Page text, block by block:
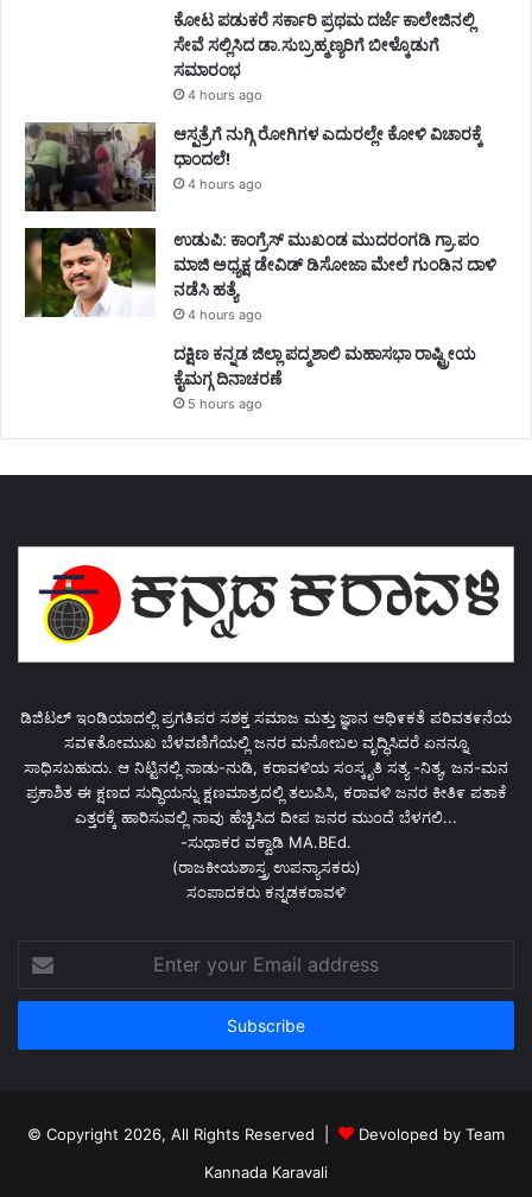
ಕೋಟ ಪಡುಕರೆ ಸರ್ಕಾರಿ ಪ್ರಥಮ ದರ್ಜೆ ಕಾಲೇಜಿನಲ್ಲಿ
ಸೇವೆ ಸಲ್ಲಿಸಿದ ಡಾ.ಸುಬ್ರಹ್ಮಣ್ಯರಿಗೆ ಬೀಳ್ಕೊಡುಗೆ
ಸಮಾರಂಭ
4 hours ago
ಆಸ್ಪತ್ರೆಗೆ ನುಗ್ಗಿ ರೋಗಿಗಳ ಎದುರಲ್ಲೇ ಕೋಳಿ ವಿಚಾರಕ್ಕೆ
ಧಾಂದಲೆ!
4 hours ago
ಉಡುಪಿ: ಕಾಂಗ್ರೆಸ್‌ ಮುಖಂಡ ಮುದರಂಗಡಿ ಗ್ರಾ.ಪಂ
ಮಾಜಿ ಅಧ್ಯಕ್ಷ ಡೇವಿಡ್‌ ಡಿಸೋಜಾ ಮೇಲೆ ಗುಂಡಿನ ದಾಳಿ
ನಡೆಸಿ ಹತ್ಯೆ
4 hours ago
ದಕ್ಷಿಣ ಕನ್ನಡ ಜಿಲ್ಲಾ ಪದ್ಮಶಾಲಿ ಮಹಾಸಭಾ ರಾಷ್ಟ್ರೀಯ
ಕೈಮಗ್ಗ ದಿನಾಚರಣೆ
5 hours ago
ಡಿಜಿಟಲ್ ಇಂಡಿಯಾದಲ್ಲಿ ಪ್ರಗತಿಪರ ಸಶಕ್ತ ಸಮಾಜ ಮತ್ತು ಜ್ಞಾನ ಆಥಿ೯ಕತೆ ಪರಿವತ೯ನೆಯ
ಸವ೯ತೋಮುಖ ಬೆಳವಣಿಗೆಯಲ್ಲಿ ಜನರ ಮನೋಬಲ ವೃದ್ಧಿಸಿದರೆ ಏನನ್ನೂ
ಸಾಧಿಸಬಹುದು. ಆ ನಿಟ್ಟಿನಲ್ಲಿ ನಾಡು-ನುಡಿ, ಕರಾವಳಿಯ ಸಂಸ್ಕೃತಿ ಸತ್ಯ -ನಿತ್ಯ, ಜನ-ಮನ
ಪ್ರಕಾಶಿತ ಈ ಕ್ಷಣದ ಸುದ್ಧಿಯನ್ನು ಕ್ಷಣಮಾತ್ರದಲ್ಲಿ ತಲುಪಿಸಿ, ಕರಾವಳಿ ಜನರ ಕೀತಿ೯ ಪತಾಕೆ
ಎತ್ತರಕ್ಕೆ ಹಾರಿಸುವಲ್ಲಿ ನಾವು ಹೆಚ್ಚಿಸಿದ ದೀಪ ಜನರ ಮುಂದೆ ಬೆಳಗಲಿ...
-ಸುಧಾಕರ ವಕ್ವಾಡಿ MA.BEd.
(ರಾಜಕೀಯಶಾಸ್ತ್ರ ಉಪನ್ಯಾಸಕರು)
ಸಂಪಾದಕರು ಕನ್ನಡಕರಾವಳಿ
your
Email
© Copyright 2026, All Rights Reserved |
Devoloped by Team
Kannada Karavali